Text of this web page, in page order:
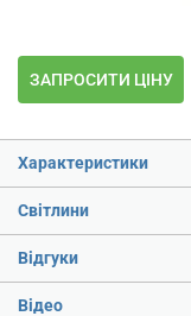
ЗАПРОСИТИ ЦІНУ
Характеристики
Світлини
Відгуки
Відео